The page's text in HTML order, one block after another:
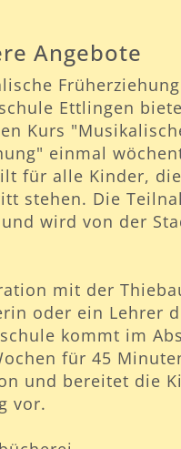
Angebote
Früherziehung
Ettlingen
Kurs
einmal
für alle Kinder,
stehen. Die
wird von der
mit der
oder ein Lehrer
kommt im
für 45
und bereitet die
vor.